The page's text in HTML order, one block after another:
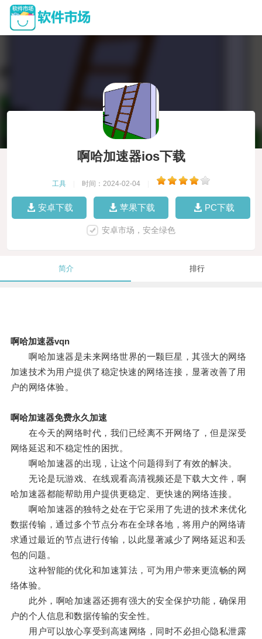
啊哈加速器ios下载
工具 时间：2024-02-04
安卓下载 苹果下载 PC下载
安卓市场，安全绿色
简介 排行
啊哈加速器vqn
啊哈加速器是未来网络世界的一颗巨星，其强大的网络
加速技术为用户提供了稳定快速的网络连接，显著改善了用
户的网络体验。
啊哈加速器免费永久加速
在今天的网络时代，我们已经离不开网络了，但是深受
网络延迟和不稳定性的困扰。
啊哈加速器的出现，让这个问题得到了有效的解决。
无论是玩游戏、在线观看高清视频还是下载大文件，啊
哈加速器都能帮助用户提供更稳定、更快速的网络连接。
啊哈加速器的独特之处在于它采用了先进的技术来优化
数据传输，通过多个节点分布在全球各地，将用户的网络请
求通过最近的节点进行传输，以此显著减少了网络延迟和丢
包的问题。
这种智能的优化和加速算法，可为用户带来更流畅的网
络体验。
此外，啊哈加速器还拥有强大的安全保护功能，确保用
户的个人信息和数据传输的安全性。
用户可以放心享受到高速网络，同时不必担心隐私泄露